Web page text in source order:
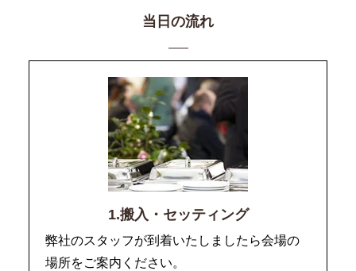
当日の流れ
1.搬入・セッティング
弊社のスタッフが到着いたしましたら会場の
場所をご案内ください。